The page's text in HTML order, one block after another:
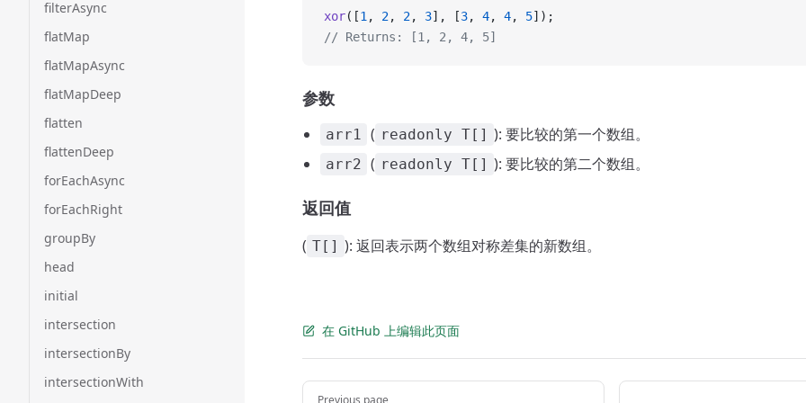
filterAsync
flatMap
flatMapAsync
flatMapDeep
flatten
flattenDeep
forEachAsync
forEachRight
groupBy
head
initial
intersection
intersectionBy
intersectionWith
xor([1 , 2, 2, 3], [3, 4, 4, 5]);
// Returns: [1, 2, 4, 5]
参数
arr1 ( readonly T[] ): 要比较的第一个数组。
arr2 ( readonly T[] ): 要比较的第二个数组。
返回值
( T[] ): 返回表示两个数组对称差集的新数组。
在 GitHub 上编辑此页面
Pager
Previous page